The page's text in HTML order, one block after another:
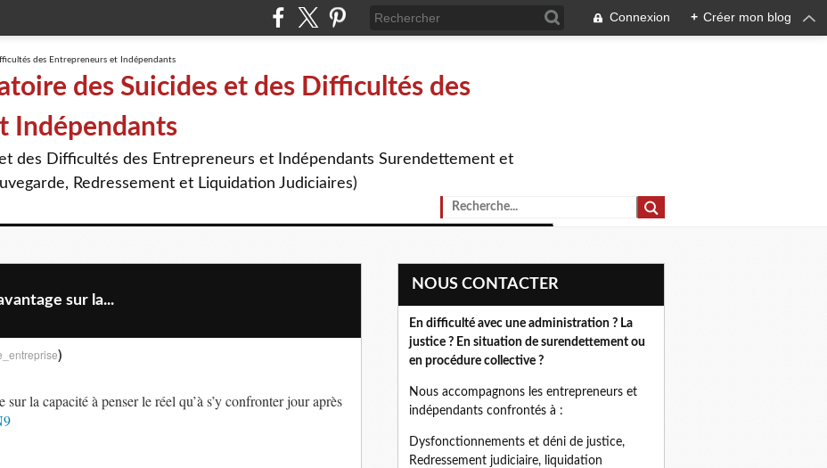
Connexion + Créer mon blog
des Suicides et des Difficultés des
Indépendants
des Difficultés des Entrepreneurs et Indépendants Surendettement et
Redressement et Liquidation Judiciaires)
sur la...
sur la capacité à penser le réel qu’à s’y confronter jour après
)
NOUS CONTACTER
En difficulté avec une administration ? La
justice ? En situation de surendettement ou
en procédure collective ?
Nous accompagnons les entrepreneurs et
indépendants confrontés à :
Dysfonctionnements et déni de justice,
Redressement judiciaire, liquidation